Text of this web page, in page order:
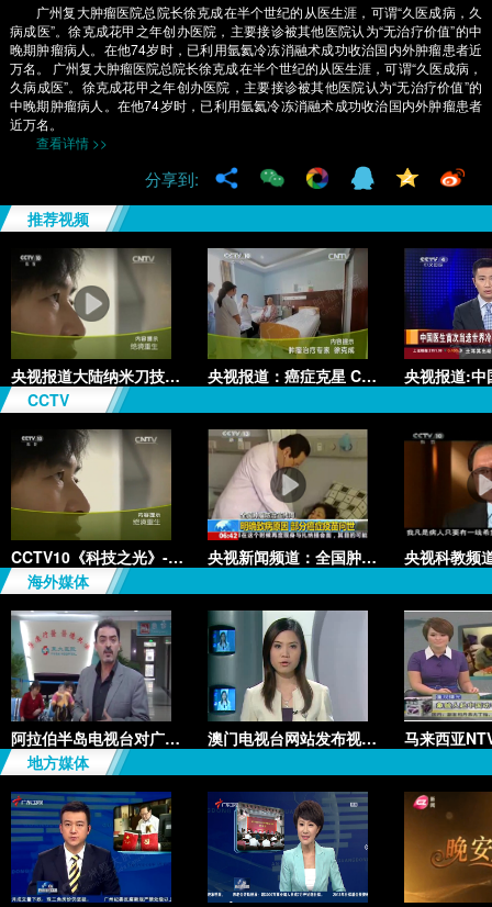
广州复大肿瘤医院总院长徐克成在半个世纪的从医生涯，可谓“久医成病，久
病成医”。徐克成花甲之年创办医院，主要接诊被其他医院认为“无治疗价值”的中
晚期肿瘤病人。在他74岁时，已利用氩氦冷冻消融术成功收治国内外肿瘤患者近
万名。 广州复大肿瘤医院总院长徐克成在半个世纪的从医生涯，可谓“久医成病，
久病成医”。徐克成花甲之年创办医院，主要接诊被其他医院认为“无治疗价值”的
中晚期肿瘤病人。在他74岁时，已利用氩氦冷冻消融术成功收治国内外肿瘤患者
近万名。
查看详情 >>
分享到:
推荐视频
央视报道大陆纳米刀技术手术：绝
央视报道：癌症克星 CCC+P治疗
CCTV
CCTV10《科技之光》-绝境重生
央视新闻频道：全国肿瘤防治宣传
海外媒体
阿拉伯半岛电视台对广州复大的专
澳门电视台网站发布视频《学者推
地方媒体